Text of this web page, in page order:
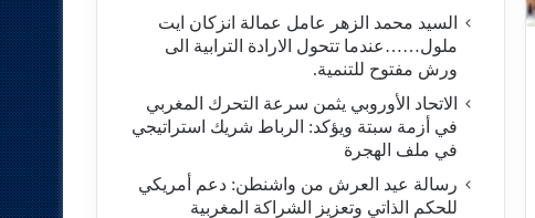
السيد محمد الزهر عامل عمالة انزكان ايت
ملول……عندما تتحول الارادة الترابية الى
ورش مفتوح للتنمية.
الاتحاد الأوروبي يثمن سرعة التحرك المغربي
في أزمة سبتة ويؤكد: الرباط شريك استراتيجي
في ملف الهجرة
رسالة عيد العرش من واشنطن: دعم أمريكي
للحكم الذاتي وتعزيز الشراكة المغربية